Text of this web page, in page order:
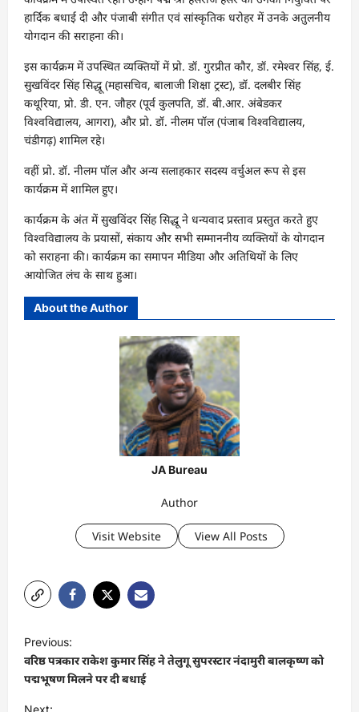
हार्दिक बधाई दी और पंजाबी संगीत एवं सांस्कृतिक धरोहर में उनके अतुलनीय
योगदान की सराहना की।
इस कार्यक्रम में उपस्थित व्यक्तियों में प्रो. डॉ. गुरप्रीत कौर, डॉ. रमेश्वर सिंह, ई.
सुखविंदर सिंह सिद्धू (महासचिव, बालाजी शिक्षा ट्रस्ट), डॉ. दलबीर सिंह
कथूरिया, प्रो. डी. एन. जौहर (पूर्व कुलपति, डॉ. बी.आर. अंबेडकर
विश्वविद्यालय, आगरा), और प्रो. डॉ. नीलम पॉल (पंजाब विश्वविद्यालय,
चंडीगढ़) शामिल रहे।
वहीं प्रो. डॉ. नीलम पॉल और अन्य सलाहकार सदस्य वर्चुअल रूप से इस
कार्यक्रम में शामिल हुए।
कार्यक्रम के अंत में सुखविंदर सिंह सिद्धू ने धन्यवाद प्रस्ताव प्रस्तुत करते हुए
विश्वविद्यालय के प्रयासों, संकाय और सभी सम्माननीय व्यक्तियों के योगदान
को सराहना की। कार्यक्रम का समापन मीडिया और अतिथियों के लिए
आयोजित लंच के साथ हुआ।
About the Author
JA Bureau
Author
Visit Website View All Posts
o
s
t
Previous:
वरिष्ठ पत्रकार राकेश कुमार सिंह ने तेलुगू सुपरस्टार नंदामुरी बालकृष्ण को
पद्मभूषण मिलने पर दी बधाई
Next: